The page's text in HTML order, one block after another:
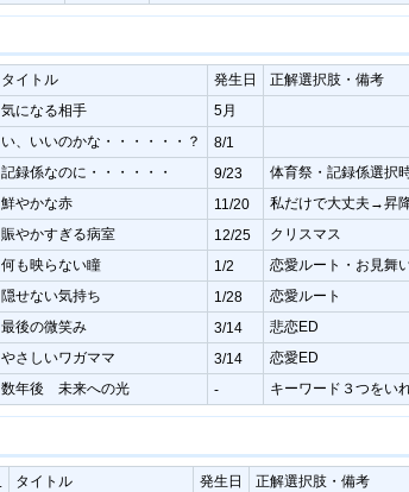
タイトル 発生日 正解選択肢・備考
気になる相手 5月
い、いいのかな・・・・・・？
8/1
記録係なのに・・・・・・ 9/23 体育祭・記録係選択
鮮やかな赤 11/20 私だけで大丈夫→昇
賑やかすぎる病室 12/25 クリスマス
何も映らない瞳 1/2 恋愛ルート・お見舞
隠せない気持ち 1/28 恋愛ルート
最後の微笑み 3/14 悲恋ED
やさしいワガママ 3/14 恋愛ED
数年後 未来への光 - キーワード３つをい
タイトル 発生日 正解選択肢・備考